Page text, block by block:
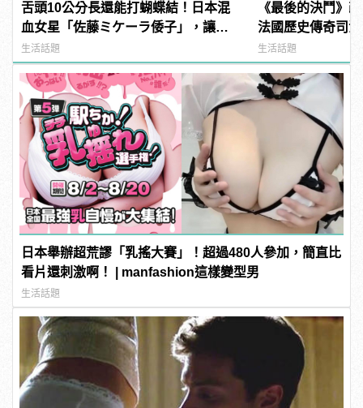
舌頭10公分長還能打蝴蝶結！日本混
血女星「佐藤ミケーラ倭子」，讓人
有大膽的想法！ | manfashion這樣變
型男
生活話題
《最後的決鬥》
法國歷史傳奇司
manfashion這樣
生活話題
日本舉辦超荒謬「乳搖大賽」！超過480人參加，簡直比
看片還刺激啊！ | manfashion這樣變型男
生活話題